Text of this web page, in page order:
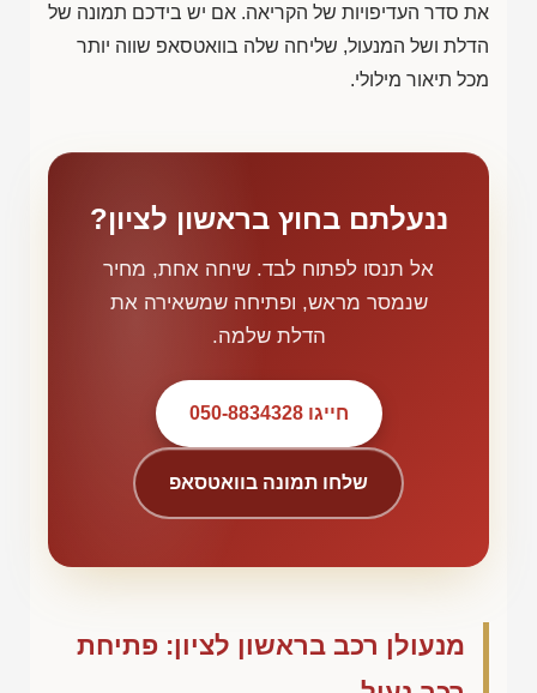
את סדר העדיפויות של הקריאה. אם יש בידכם תמונה של
הדלת ושל המנעול, שליחה שלה בוואטסאפ שווה יותר
מכל תיאור מילולי.
ננעלתם בחוץ בראשון לציון?
אל תנסו לפתוח לבד. שיחה אחת, מחיר
שנמסר מראש, ופתיחה שמשאירה את
הדלת שלמה.
חייגו 050-8834328
שלחו תמונה בוואטסאפ
מנעולן רכב בראשון לציון: פתיחת